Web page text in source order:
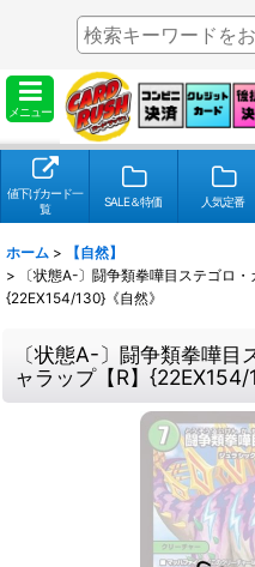
メニュー
値下げカード一
覧
SALE＆特価 人気定番
ホーム >
【自然】
>
〔状態A-〕闘争類拳嘩目ステゴロ
{22EX154/130}《自然》
〔状態A-〕闘争類拳嘩
ャラップ【R】{22EX154/